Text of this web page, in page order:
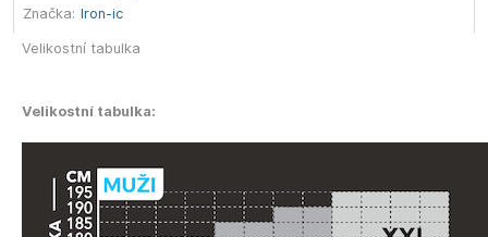
Značka: Iron-ic
Velikostní tabulka
Velikostní tabulka: